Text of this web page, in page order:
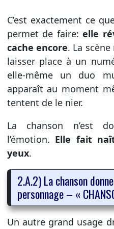
C’est exactement ce
permet de faire: elle
cache encore. La
laisser place à un
elle-même un duo
apparaît au moment
tentent de le nier.
La chanson n’est
l’émotion. Elle fait
yeux.
2.A.2) La chanson
personnage – «
Un autre grand usage